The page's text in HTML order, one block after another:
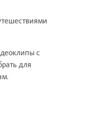
с
для